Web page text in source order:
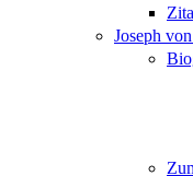
Joseph